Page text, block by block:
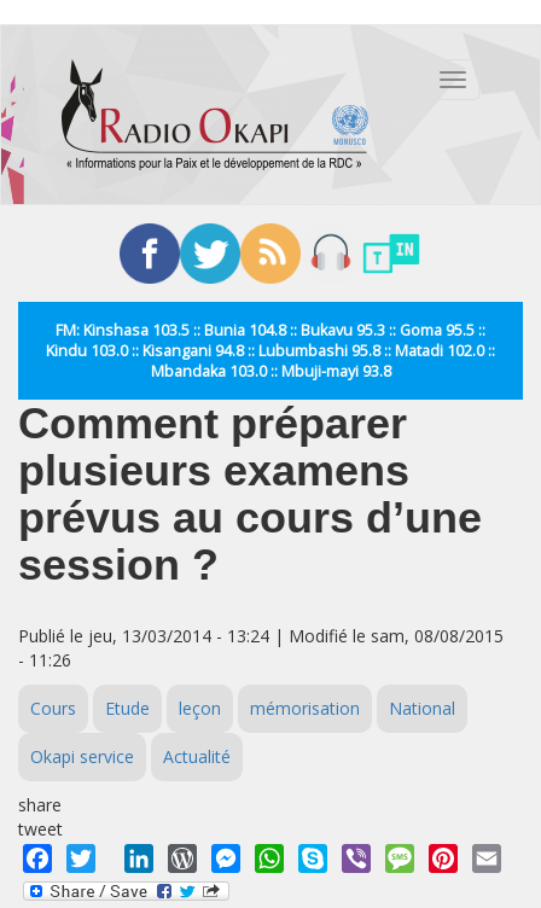
contenu
principal
Toggle
FM: Kinshasa 103.5 :: Bunia 104.8 :: Bukavu 95.3 :: Goma 95.5 ::
Kindu 103.0 :: Kisangani 94.8 :: Lubumbashi 95.8 :: Matadi 102.0 ::
Mbandaka 103.0 :: Mbuji-mayi 93.8
Comment préparer
plusieurs examens
prévus au cours d’une
session ?
Publié le jeu, 13/03/2014 - 13:24 | Modifié le sam, 08/08/2015
- 11:26
Cours Etude leçon mémorisation National
Okapi service Actualité
share
tweet
Facebook
Twitter LinkedInWordPressMessengerWhatsApp
Skype Viber MessagePinterest